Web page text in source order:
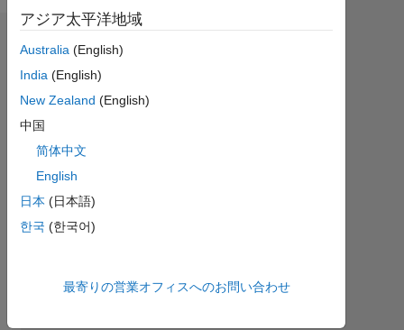
エンドースメント
Please
login
to
this
person
in
skill
アジア太平洋地域
Australia (English)
India (English)
New Zealand (English)
中国
简体中文
English
日本 (日本語)
한국 (한국어)
最寄りの営業オフィスへのお問い合わせ